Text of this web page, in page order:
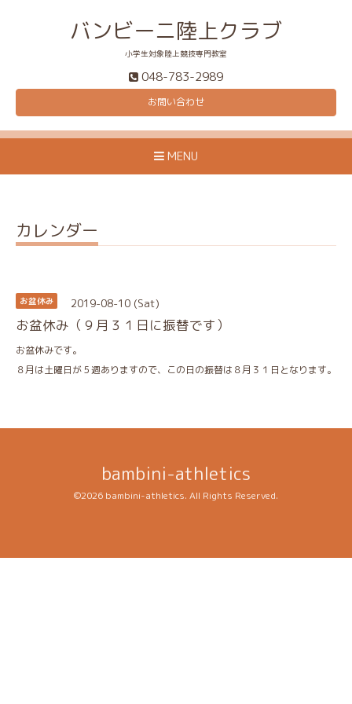
バンビーニ陸上クラブ
小学生対象陸上競技専門教室
048-783-2989
お問い合わせ
MENU
カレンダー
お盆休み 2019-08-10 (Sat)
お盆休み（９月３１日に振替です）
お盆休みです。
８月は土曜日が５週ありますので、この日の振替は８月３１日となります。
bambini-athletics
©2026 bambini-athletics. All Rights Reserved.